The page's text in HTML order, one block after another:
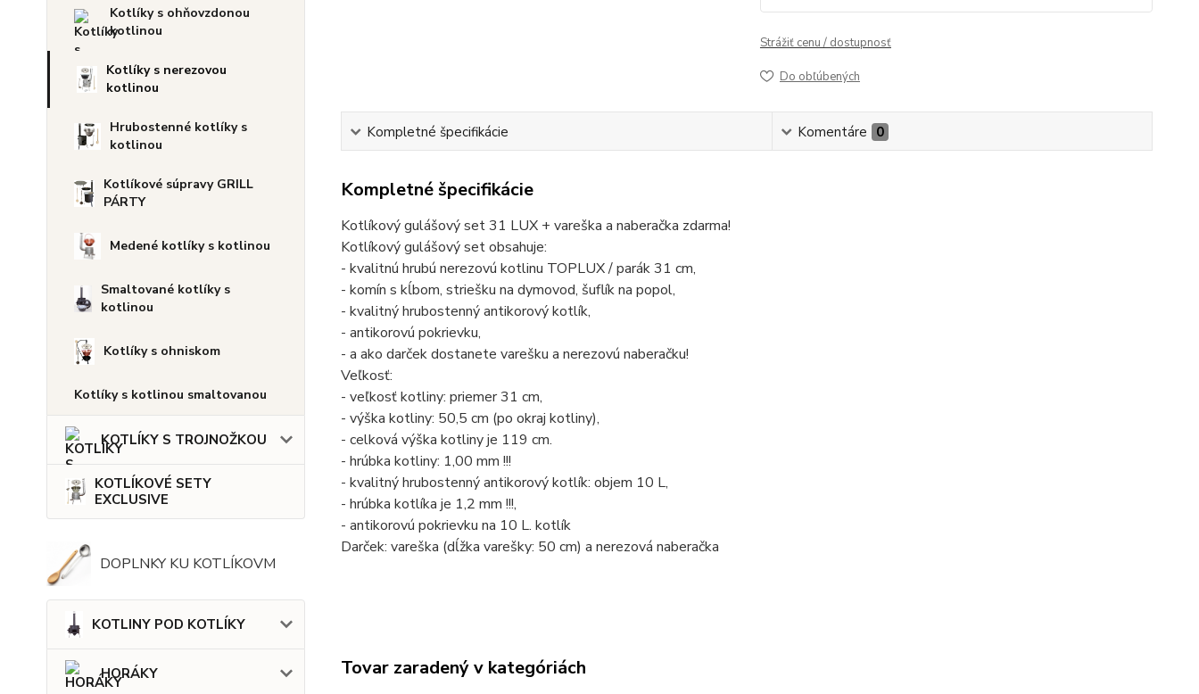
Kotlíky s ohňovzdonou
kotlinou
Kotlíky s nerezovou
kotlinou
Hrubostenné kotlíky s
kotlinou
Kotlíkové súpravy GRILL
PÁRTY
Medené kotlíky s kotlinou
Smaltované kotlíky s
kotlinou
Kotlíky s ohniskom
Kotlíky s kotlinou smaltovanou
KOTLÍKY S TROJNOŽKOU
KOTLÍKOVÉ SETY
EXCLUSIVE
DOPLNKY KU KOTLÍKOVM
KOTLINY POD KOTLÍKY
HORÁKY
Strážiť cenu / dostupnosť
Do obľúbených
Kompletné špecifikácie Komentáre 0
Kompletné špecifikácie
Kotlíkový gulášový set 31 LUX + vareška a naberačka zdarma!
Kotlíkový gulášový set obsahuje:
- kvalitnú hrubú nerezovú kotlinu TOPLUX / parák 31 cm,
- komín s kĺbom, striešku na dymovod, šuflík na popol,
- kvalitný hrubostenný antikorový kotlík,
- antikorovú pokrievku,
- a ako darček dostanete varešku a nerezovú naberačku!
Veľkosť:
- veľkosť kotliny: priemer 31 cm,
- výška kotliny: 50,5 cm (po okraj kotliny),
- celková výška kotliny je 119 cm.
- hrúbka kotliny: 1,00 mm !!!
- kvalitný hrubostenný antikorový kotlík: objem 10 L,
- hrúbka kotlíka je 1,2 mm !!!,
- antikorovú pokrievku na 10 L. kotlík
Darček: vareška (dĺžka varešky: 50 cm) a nerezová naberačka
Tovar zaradený v kategóriách